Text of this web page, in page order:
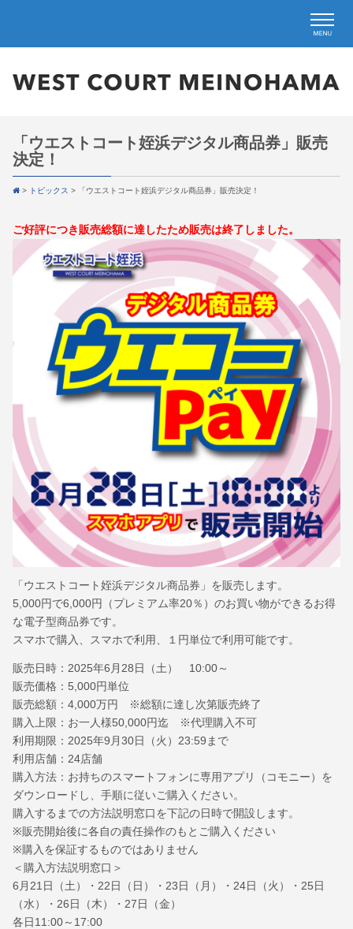
「ウエストコート姪浜デジタル商品券」販売
決定！
> トピックス > 「ウエストコート姪浜デジタル商品券」販売決定！
ご好評につき販売総額に達したため販売は終了しました。
「ウエストコート姪浜デジタル商品券」を販売します。
5,000円で6,000円（プレミアム率20％）のお買い物ができるお得
な電子型商品券です。
スマホで購入、スマホで利用、１円単位で利用可能です。
販売日時：2025年6月28日（土） 10:00～
販売価格：5,000円単位
販売総額：4,000万円 ※総額に達し次第販売終了
購入上限：お一人様50,000円迄 ※代理購入不可
利用期限：2025年9月30日（火）23:59まで
利用店舗：24店舗
購入方法：お持ちのスマートフォンに専用アプリ（コモニー）を
ダウンロードし、手順に従いご購入ください。
購入するまでの方法説明窓口を下記の日時で開設します。
※販売開始後に各自の責任操作のもとご購入ください
※購入を保証するものではありません
＜購入方法説明窓口＞
6月21日（土）・22日（日）・23日（月）・24日（火）・25日
（水）・26日（木）・27日（金）
各日11:00～17:00